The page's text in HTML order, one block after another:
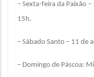
– Sexta-feira da Paixão
15h.
– Sábado Santo – 11 de
– Domingo de Páscoa: